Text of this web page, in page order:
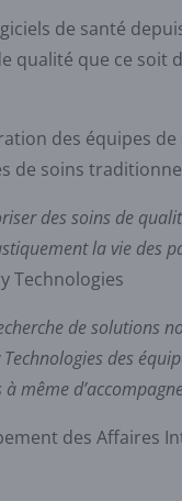
de santé
qualité que ce
des équipes
de soins
des soins de
la vie des
Technologies
de
des
même
des Affaires